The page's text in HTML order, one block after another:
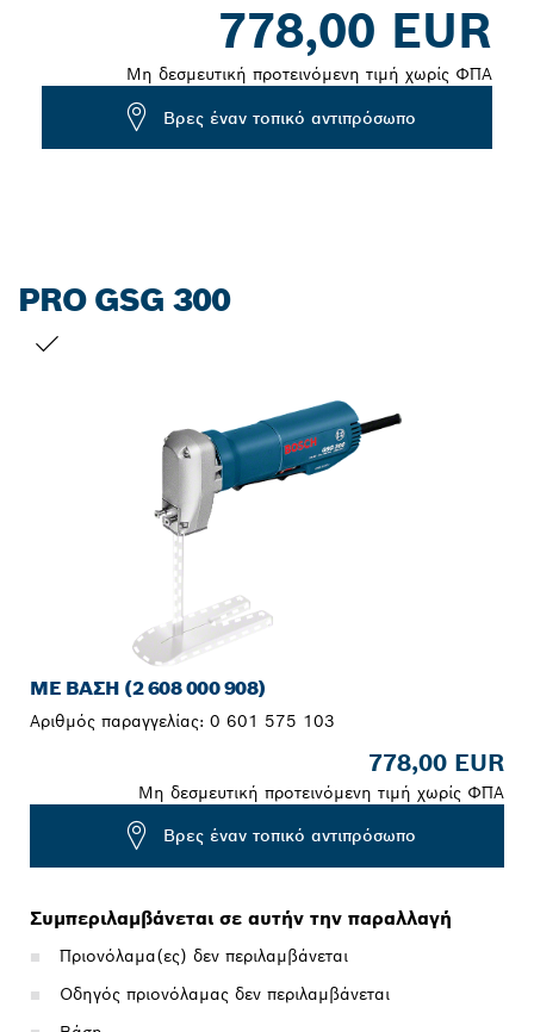
778,00 EUR
Μη δεσμευτική προτεινόμενη τιμή χωρίς ΦΠΑ
Βρες έναν τοπικό αντιπρόσωπο
PRO GSG 300
ΜΕ ΒΆΣΗ (2 608 000 908)
Αριθμός παραγγελίας: 0 601 575 103
778,00 EUR
Μη δεσμευτική προτεινόμενη τιμή χωρίς ΦΠΑ
Βρες έναν τοπικό αντιπρόσωπο
Συμπεριλαμβάνεται σε αυτήν την παραλλαγή
Πριονόλαμα(ες) δεν περιλαμβάνεται
Οδηγός πριονόλαμας δεν περιλαμβάνεται